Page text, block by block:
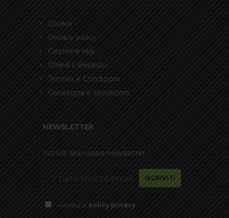
Cookie
Privacy policy
Gestione resi
Chiedi il Recesso
Termini e Condizioni
Consegna e Spedizioni
NEWSLETTER
Iscriviti alla nostra newsletter:
Accetto la policy privacy